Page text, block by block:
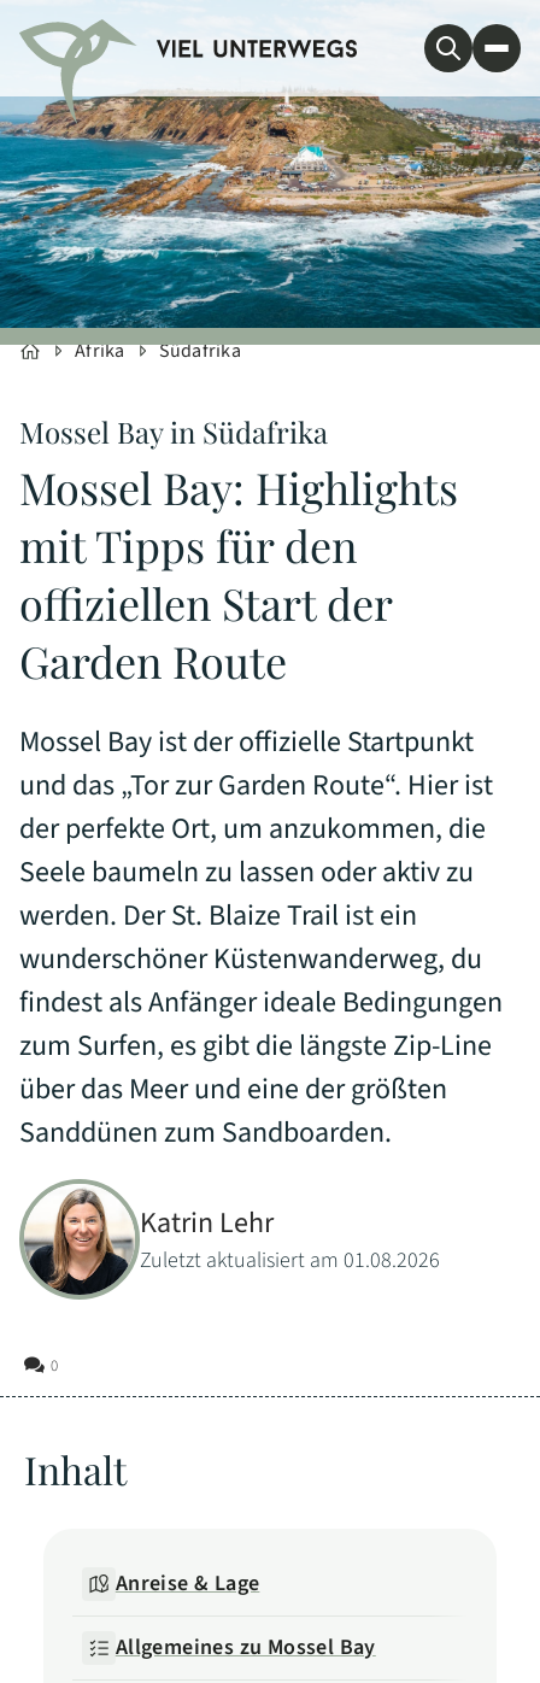
Afrika Südafrika
Mossel Bay in Südafrika
Mossel Bay: Highlights
mit Tipps für den
offiziellen Start der
Garden Route
Mossel Bay ist der offizielle Startpunkt
und das „Tor zur Garden Route“. Hier ist
der perfekte Ort, um anzukommen, die
Seele baumeln zu lassen oder aktiv zu
werden. Der St. Blaize Trail ist ein
wunderschöner Küstenwanderweg, du
findest als Anfänger ideale Bedingungen
zum Surfen, es gibt die längste Zip-Line
über das Meer und eine der größten
Sanddünen zum Sandboarden.
Katrin Lehr
Zuletzt aktualisiert am 01.08.2026
0
Inhalt
Anreise & Lage
Allgemeines zu Mossel Bay